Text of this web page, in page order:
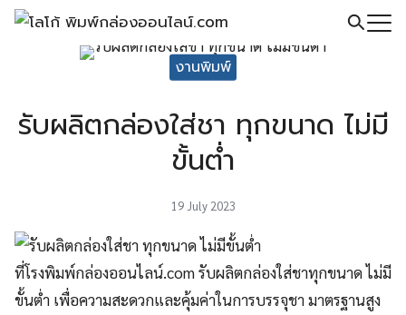
Skip
งานพิมพ์
รับผลิตกล่องใส่ชา ทุกขนาด ไม่มี
ขั้นต่ำ
19 July 2023
ที่โรงพิมพ์กล่องออนไลน์.com รับผลิตกล่องใส่ชาทุกขนาด ไม่มี
ขั้นต่ำ เพื่อความสะดวกและคุ้มค่าในการบรรจุชา มาตรฐานสูง